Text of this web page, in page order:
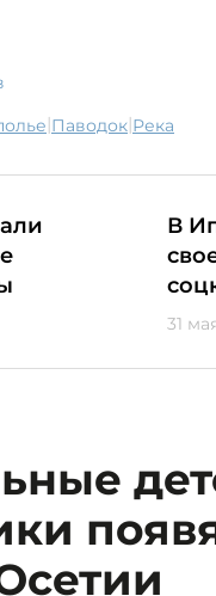
| паводок| река
В
31